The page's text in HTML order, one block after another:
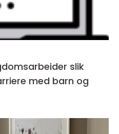
slik
med barn og